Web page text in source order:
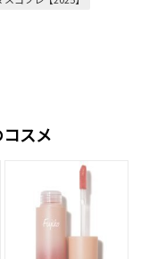
スメ